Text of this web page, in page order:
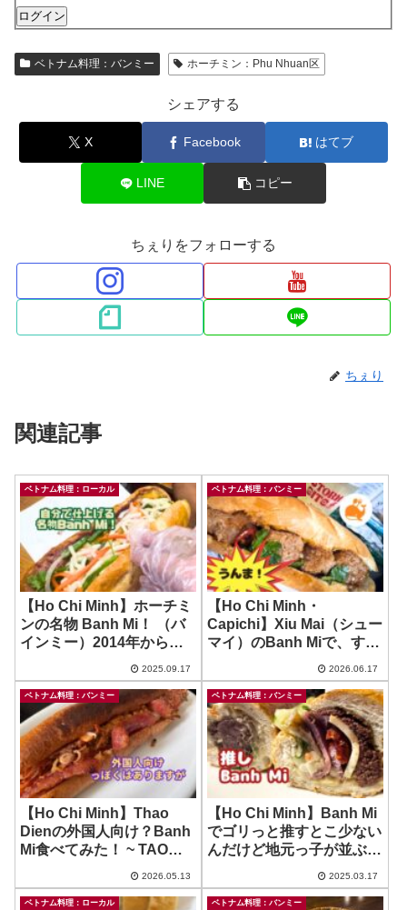
ログイン
ベトナム料理：バンミー ホーチミン：Phu Nhuan区
シェアする
X Facebook はてブ
LINE コピー
ちぇりをフォローする
ちぇり
関連記事
ベトナム料理：ローカル
【Ho Chi Minh】ホーチミ
ンの名物 Banh Mi！ （バ
インミー）2014年からの
事/イートインのドリンク
は9時から！ ~ HUYNH
HOA
2025.09.17
ベトナム料理：バンミー
【Ho Chi Minh・
Capichi】Xiu Mai（シュー
マイ）のBanh Miで、すん
んま！ ~ Storm Bite Banh
Mi
2026.06.17
ベトナム料理：バンミー
【Ho Chi Minh】Thao
Dienの外国人向け？Banh
Mi食べてみた！ ~ TAO
2026.05.13
ベトナム料理：バンミー
【Ho Chi Minh】Banh Mi
でゴリっと推すとこ少ない
んだけど地元っ子が並ぶこ
Bui Thi Xuan
2025.03.17
ベトナム料理：ローカル ベトナム料理：バンミー